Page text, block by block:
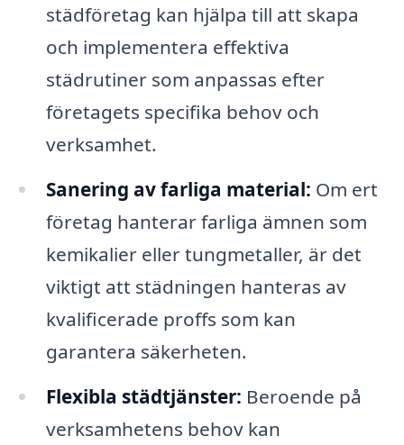
städföretag kan hjälpa till att skapa
och implementera effektiva
städrutiner som anpassas efter
företagets specifika behov och
verksamhet.
Sanering av farliga material: Om ert
företag hanterar farliga ämnen som
kemikalier eller tungmetaller, är det
viktigt att städningen hanteras av
kvalificerade proffs som kan
garantera säkerheten.
Flexibla städtjänster: Beroende på
verksamhetens behov kan